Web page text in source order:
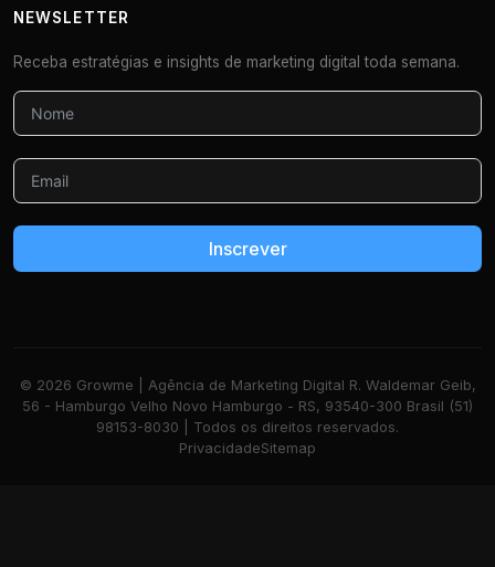
NEWSLETTER
Receba estratégias e insights de marketing digital toda semana.
Inscrever
© 2026 Growme | Agência de Marketing Digital R. Waldemar Geib,
56 - Hamburgo Velho Novo Hamburgo - RS, 93540-300 Brasil (51)
98153-8030 | Todos os direitos reservados.
PrivacidadeSitemap